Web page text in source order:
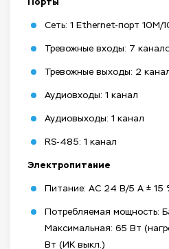
Сеть: 1 Ethernet-порт 10M/
Тревожные входы: 7
Тревожные выходы: 2
Аудиовходы: 1 канал
Аудиовыходы: 1 канал
RS-485: 1 канал
Электропитание
Питание: AC 24 В/5 A ± 15
Потребляемая мощность:
Максимальная: 65 Вт
Вт (ИК выкл.)